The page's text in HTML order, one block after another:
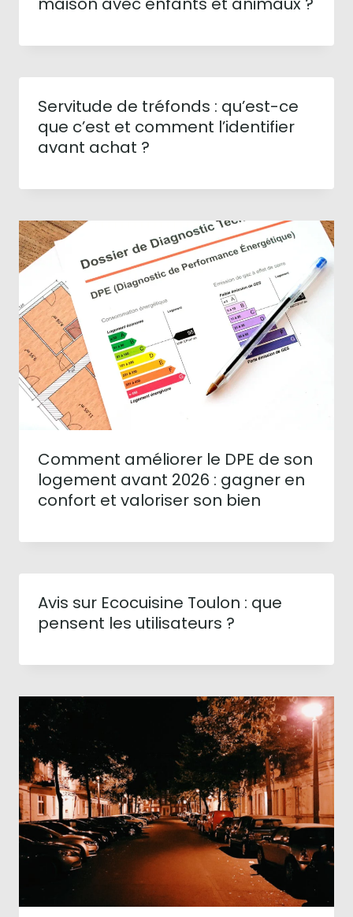
Servitude de tréfonds : qu’est-ce
que c’est et comment l’identifier
avant achat ?
Comment améliorer le DPE de son
logement avant 2026 : gagner en
confort et valoriser son bien
Avis sur Ecocuisine Toulon : que
pensent les utilisateurs ?